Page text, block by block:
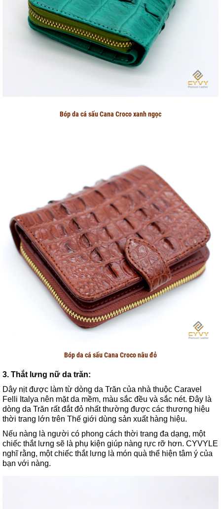
Bóp da cá sấu Cana Croco xanh ngọc
Bóp da cá sấu Cana Croco nâu đỏ
3. Thắt lưng nữ da trăn:
Dây nịt được làm từ dòng da Trăn của nhà thuộc Caravel
Felli Italya nên mặt da mềm, màu sắc đều và sắc nét. Đây là
dòng da Trăn rất đắt đỏ nhất thường được các thương hiệu
thời trang lớn trên Thế giới dùng sản xuất hàng hiệu.
Nếu nàng là người có phong cách thời trang đa dạng, một
chiếc thắt lưng sẽ là phụ kiện giúp nàng rực rỡ hơn. CYVYLE
nghĩ rằng, một chiếc thắt lưng là món quà thể hiện tâm ý của
bạn với nàng.